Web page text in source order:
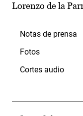
Lorenzo de la
Notas de prensa
Fotos
Cortes audio